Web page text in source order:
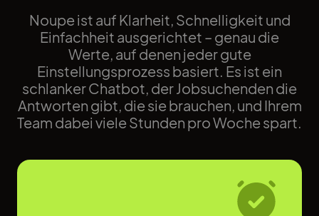
Noupe ist auf Klarheit, Schnelligkeit und
Einfachheit ausgerichtet – genau die
Werte, auf denen jeder gute
Einstellungsprozess basiert. Es ist ein
schlanker Chatbot, der Jobsuchenden die
Antworten gibt, die sie brauchen, und Ihrem
Team dabei viele Stunden pro Woche spart.